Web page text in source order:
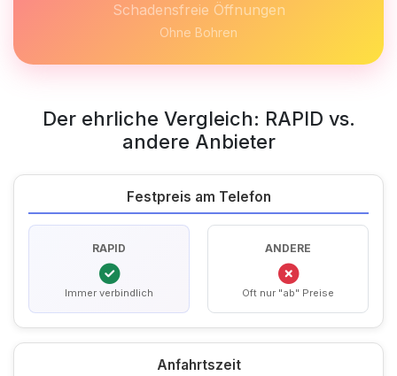
Schadensfreie Öffnungen
Ohne Bohren
Der ehrliche Vergleich: RAPID vs.
andere Anbieter
Festpreis am Telefon
RAPID
Immer verbindlich
ANDERE
Oft nur "ab" Preise
Anfahrtszeit